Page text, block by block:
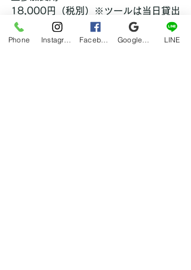
18,000円（税別）※ツールは当日貸出
■キャンセル規定：
セミナー開催7日前まで無料キャンセル
Phone LINE